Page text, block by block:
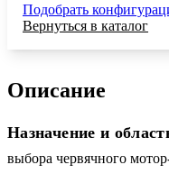
Подобрать
Вернуться в каталог
Описание
Назначение и
выбора червячного